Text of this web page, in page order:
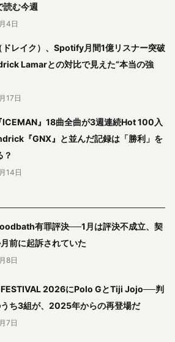
読む今週
4日
レイク）、Spotify月間1億リスナー突破
Lamarとの対比で見えた“本当の強
17日
』18曲全曲が3週連続Hot 100入
『GNX』と並んだ記録は「勝利」を
？
14日
有罪評決──1月は評決不成立、契
前に起訴されていた
8日
FESTIVAL 2026にPolo GとTiji Jojo──判
ち3組が、2025年からの再登場だ
7日